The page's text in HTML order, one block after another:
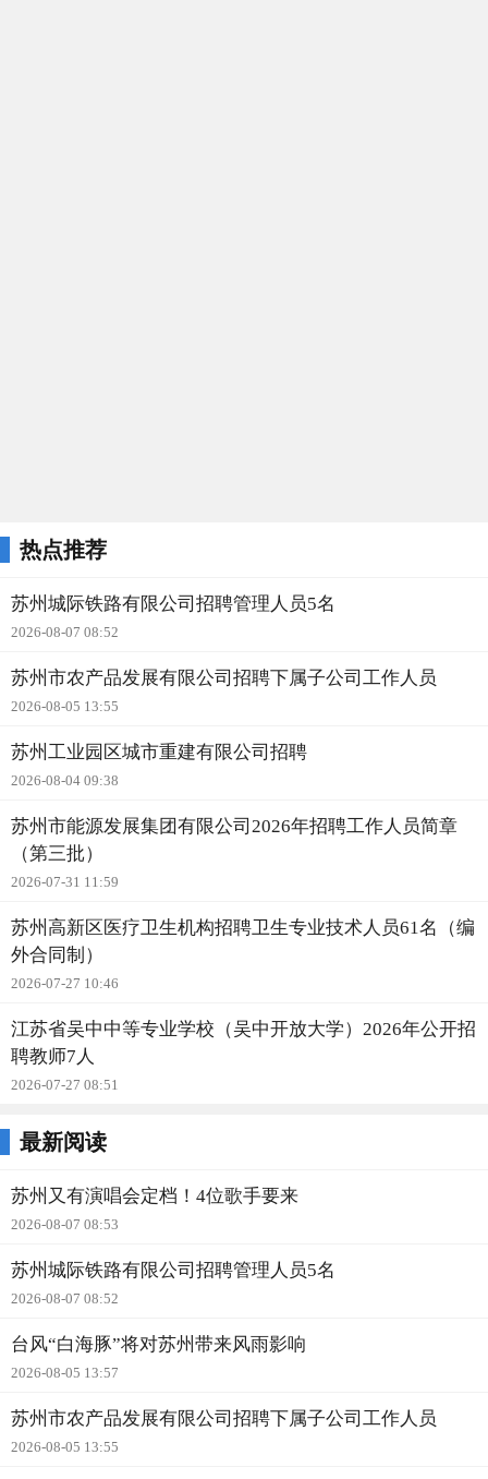
热点推荐
苏州城际铁路有限公司招聘管理人员5名
2026-08-07 08:52
苏州市农产品发展有限公司招聘下属子公司工作人员
2026-08-05 13:55
苏州工业园区城市重建有限公司招聘
2026-08-04 09:38
苏州市能源发展集团有限公司2026年招聘工作人员简章
（第三批）
2026-07-31 11:59
苏州高新区医疗卫生机构招聘卫生专业技术人员61名（编
外合同制）
2026-07-27 10:46
江苏省吴中中等专业学校（吴中开放大学）2026年公开招
聘教师7人
2026-07-27 08:51
最新阅读
苏州又有演唱会定档！4位歌手要来
2026-08-07 08:53
苏州城际铁路有限公司招聘管理人员5名
2026-08-07 08:52
台风“白海豚”将对苏州带来风雨影响
2026-08-05 13:57
苏州市农产品发展有限公司招聘下属子公司工作人员
2026-08-05 13:55